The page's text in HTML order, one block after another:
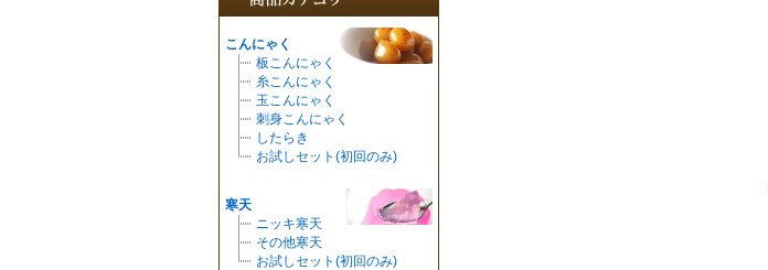
こんにゃく
板こんにゃく
糸こんにゃく
玉こんにゃく
刺身こんにゃく
したらき
お試しセット(初回のみ)
寒天
ニッキ寒天
その他寒天
お試しセット(初回のみ)